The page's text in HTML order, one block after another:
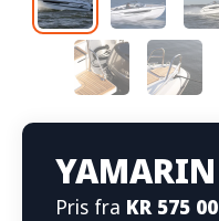
Pris fra KR 575